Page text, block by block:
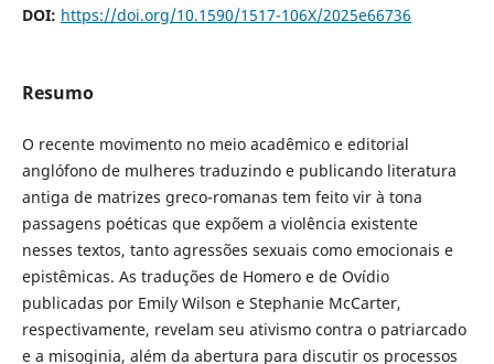
DOI: https://doi.org/10.1590/1517-106X/2025e66736
Resumo
O recente movimento no meio acadêmico e editorial
anglófono de mulheres traduzindo e publicando literatura
antiga de matrizes greco-romanas tem feito vir à tona
passagens poéticas que expõem a violência existente
nesses textos, tanto agressões sexuais como emocionais e
epistêmicas. As traduções de Homero e de Ovídio
publicadas por Emily Wilson e Stephanie McCarter,
respectivamente, revelam seu ativismo contra o patriarcado
e a misoginia, além da abertura para discutir os processos